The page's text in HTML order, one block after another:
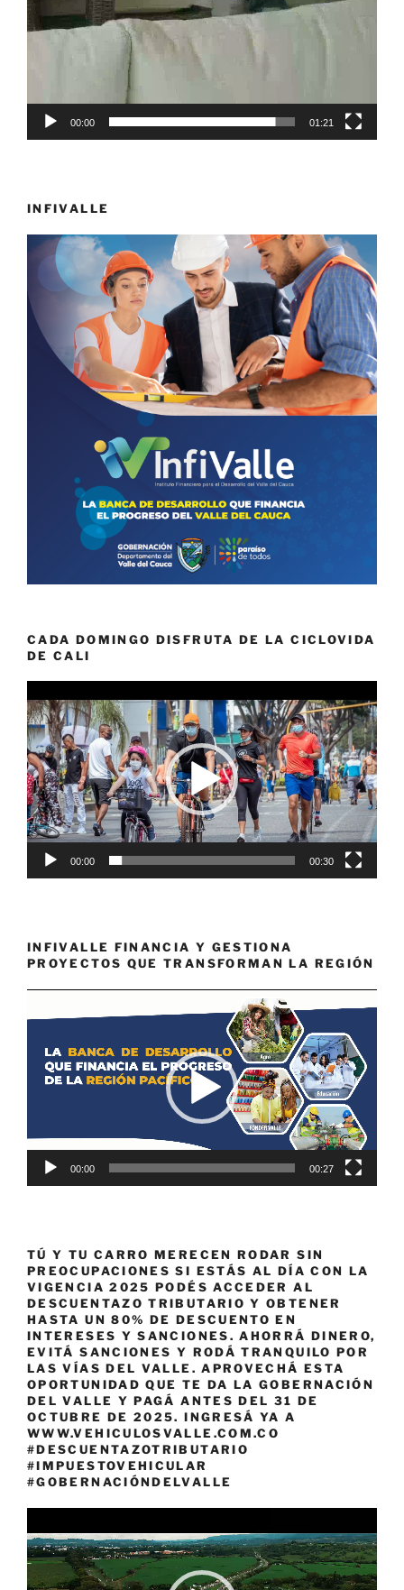
00:00 01:21
INFIVALLE
CADA DOMINGO DISFRUTA DE LA CICLOVIDA
DE CALI
de
vídeo
00:00 00:30
INFIVALLE FINANCIA Y GESTIONA
PROYECTOS QUE TRANSFORMAN LA REGIÓN
de
00:00 00:27
TÚ Y TU CARRO MERECEN RODAR SIN
PREOCUPACIONES SI ESTÁS AL DÍA CON LA
VIGENCIA 2025 PODÉS ACCEDER AL
DESCUENTAZO TRIBUTARIO Y OBTENER
HASTA UN 80% DE DESCUENTO EN
INTERESES Y SANCIONES. AHORRÁ DINERO,
EVITÁ SANCIONES Y RODÁ TRANQUILO POR
LAS VÍAS DEL VALLE. APROVECHÁ ESTA
OPORTUNIDAD QUE TE DA LA GOBERNACIÓN
DEL VALLE Y PAGÁ ANTES DEL 31 DE
OCTUBRE DE 2025. INGRESÁ YA A
WWW.VEHICULOSVALLE.COM.CO
#DESCUENTAZOTRIBUTARIO
#IMPUESTOVEHICULAR
#GOBERNACIÓNDELVALLE
de
vídeo